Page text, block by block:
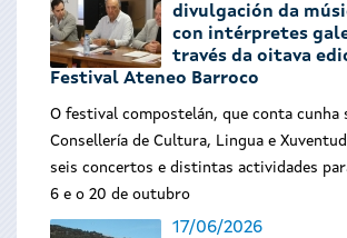
divulgación da
con intérpretes
través da oitava
Festival Ateneo Barroco
O festival compostelán, que conta cunha
Consellería de Cultura, Lingua e
seis concertos e distintas actividades
6 e o 20 de outubro
17/06/2026